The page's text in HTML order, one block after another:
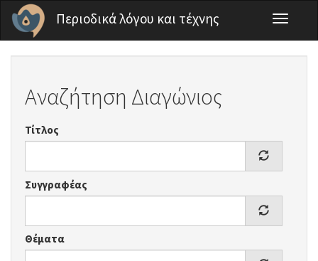
Παράκαμψη προς το κυρίως περιεχόμενο
Περιοδικά λόγου και τέχνης
Toggle
Αναζήτηση Διαγώνιος
Τίτλος
Συγγραφέας
Θέματα